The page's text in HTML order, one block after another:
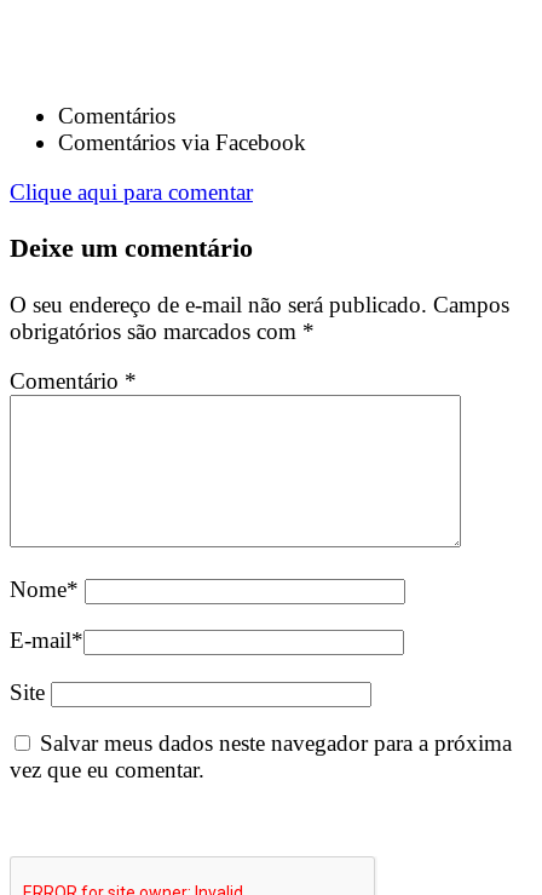
Comentários
Comentários via Facebook
Clique aqui para comentar
Deixe um comentário
O seu endereço de e-mail não será publicado. Campos
obrigatórios são marcados com *
Comentário *
Nome*
E-mail*
Site
Salvar meus dados neste navegador para a próxima
vez que eu comentar.